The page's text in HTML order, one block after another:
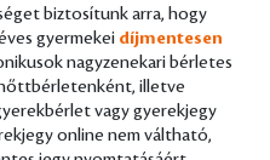
biztosítunk arra, hogy
gyermekei díjmentesen
nagyzenekari bérletes
illetve
vagy gyerekjegy
online nem váltható,